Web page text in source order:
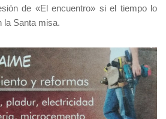
de «El encuentro» si el tiempo lo
la Santa misa.